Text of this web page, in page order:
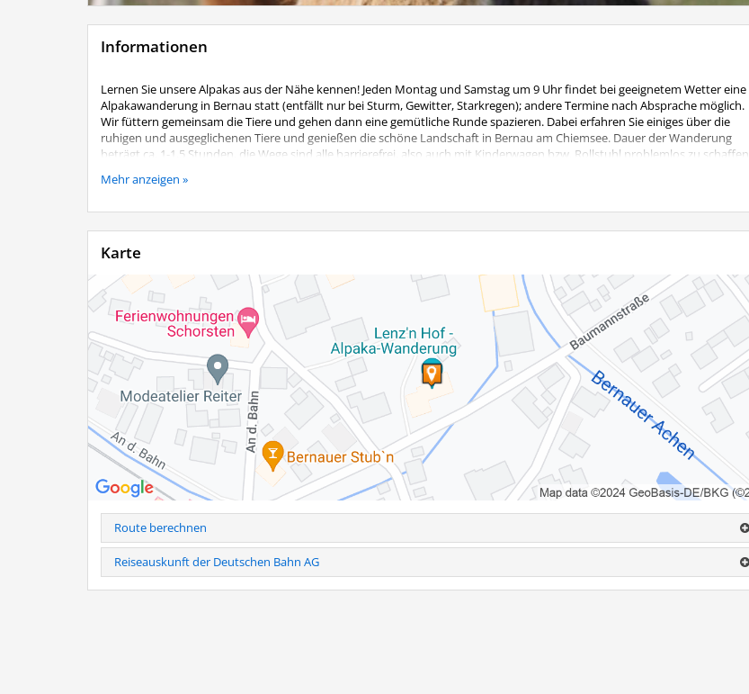
Informationen
Lernen Sie unsere Alpakas aus der Nähe kennen! Jeden Montag und Samstag um 9 Uhr findet bei geeignetem Wetter eine
Alpakawanderung in Bernau statt (entfällt nur bei Sturm, Gewitter, Starkregen); andere Termine nach Absprache möglich.
Wir füttern gemeinsam die Tiere und gehen dann eine gemütliche Runde spazieren. Dabei erfahren Sie einiges über die
ruhigen und ausgeglichenen Tiere und genießen die schöne Landschaft in Bernau am Chiemsee. Dauer der Wanderung
beträgt ca. 1-1,5 Stunden, die Wege sind alle barrierefrei, also auch mit Kinderwagen bzw. Rollstuhl problemlos zu schaffen.
Kosten:
Begleitpersonen ohne eigenes Alpaka 5,00 €
Kinder bis 12 Jahre nur in Begleitung eines Erwachsenen, Kinder bis 6 Jahre wandern kostenlos mit.
Eine Anmeldung ist unbedingt telefonisch erforderlich:
Lenz´n Hof
Familie Hogger
Baumannstr. 9 a
83233 Bernau am Chiemsee
Tel.: 0160-941 899 03
Hinweis
: Telefonische Anmeldung erforderlich unter Tel.: 0160-94189903
Bei kurzfristiger Stornierung (24h vorher) und Nichterscheinen, wird eine Ausfallrechnung gestellt.
Weitere Infos als PDF
Mehr anzeigen »
Karte
Route berechnen
Reiseauskunft der Deutschen Bahn AG